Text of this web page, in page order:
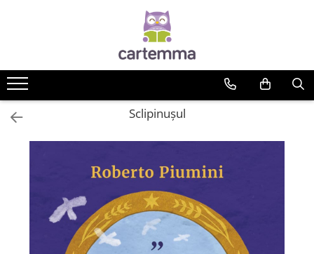
Tematică
Craciun
Activități
Educație financiară
Hobby si craft
Sclipinușul